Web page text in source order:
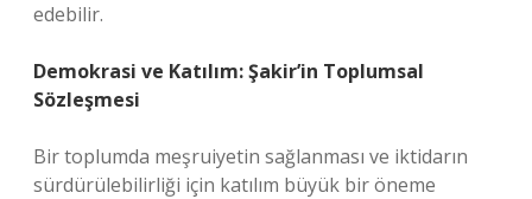
edebilir.
Demokrasi ve Katılım: Şakir’in Toplumsal
Sözleşmesi
Bir toplumda meşruiyetin sağlanması ve iktidarın
sürdürülebilirliği için katılım büyük bir öneme